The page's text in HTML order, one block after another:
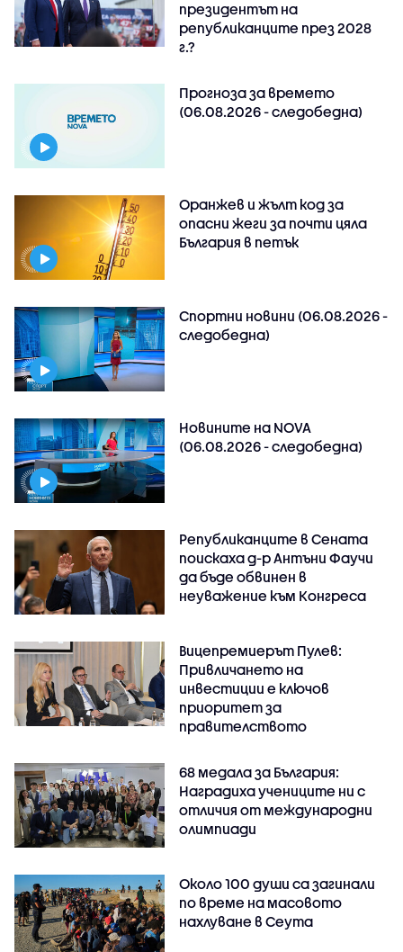
президентът на
републиканците през 2028
г.?
Прогноза за времето
(06.08.2026 - следобедна)
Оранжев и жълт код за
опасни жеги за почти цяла
България в петък
Спортни новини (06.08.2026 -
следобедна)
Новините на NOVA
(06.08.2026 - следобедна)
Републиканците в Сената
поискаха д-р Антъни Фаучи
да бъде обвинен в
неуважение към Конгреса
Вицепремиерът Пулев:
Привличането на
инвестиции е ключов
приоритет за
правителството
68 медала за България:
Наградиха учениците ни с
отличия от международни
олимпиади
Около 100 души са загинали
по време на масовото
нахлуване в Сеута